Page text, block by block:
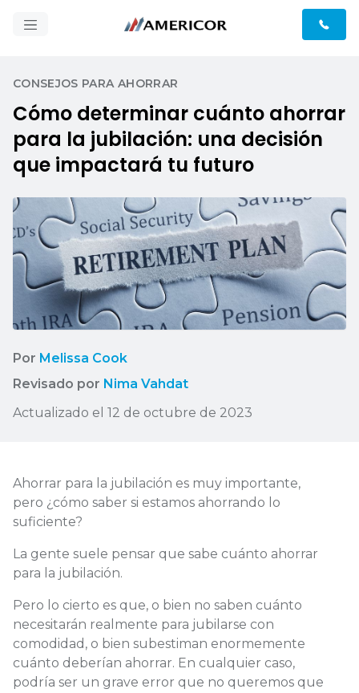
CONSEJOS PARA AHORRAR
Cómo determinar cuánto ahorrar
para la jubilación: una decisión
que impactará tu futuro
Por Melissa Cook
Revisado por Nima Vahdat
Actualizado el 12 de octubre de 2023
Ahorrar para la jubilación es muy importante,
pero ¿cómo saber si estamos ahorrando lo
suficiente?
La gente suele pensar que sabe cuánto ahorrar
para la jubilación.
Pero lo cierto es que, o bien no saben cuánto
necesitarán realmente para jubilarse con
comodidad, o bien subestiman enormemente
cuánto deberían ahorrar. En cualquier caso,
podría ser un grave error que no queremos que